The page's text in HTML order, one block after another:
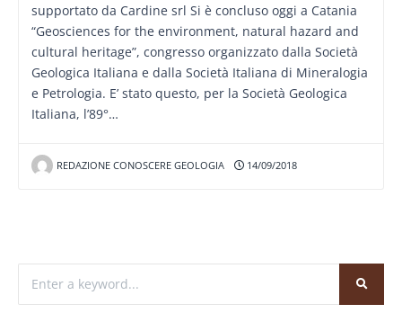
supportato da Cardine srl Si è concluso oggi a Catania
“Geosciences for the environment, natural hazard and
cultural heritage”, congresso organizzato dalla Società
Geologica Italiana e dalla Società Italiana di Mineralogia
e Petrologia. E’ stato questo, per la Società Geologica
Italiana, l’89°…
REDAZIONE CONOSCERE GEOLOGIA 14/09/2018